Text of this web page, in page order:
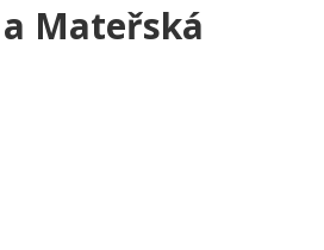
Mateřská